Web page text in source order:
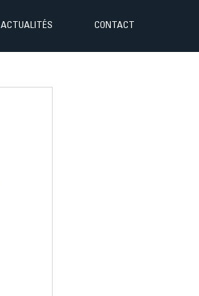
ACTUALITÉS CONTACT